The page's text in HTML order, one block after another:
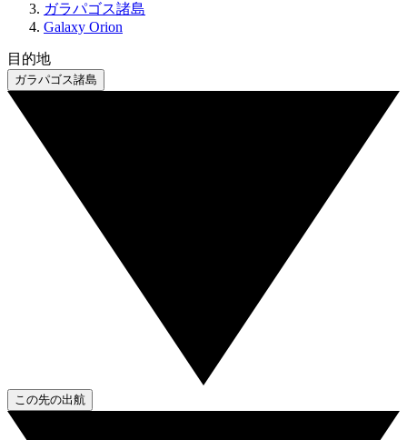
ガラパゴス諸島
Galaxy Orion
目的地
ガラパゴス諸島
この先の出航